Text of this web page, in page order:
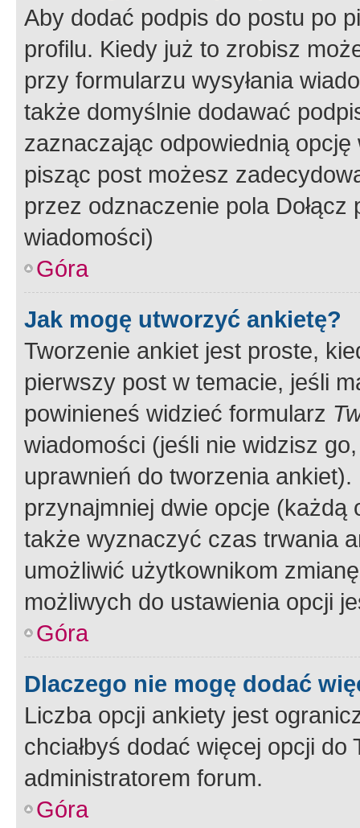
Aby dodać podpis do postu po
profilu. Kiedy już to zrobisz
przy formularzu wysyłania
także domyślnie dodawać
zaznaczając odpowiednią
pisząc post możesz
przez odznaczenie pola
wiadomości)
Góra
Jak mogę utworzyć ankietę?
Tworzenie ankiet jest proste,
pierwszy post w temacie, jeśli
powinieneś widzieć formularz
wiadomości (jeśli nie widzisz
uprawnień do tworzenia
przynajmniej dwie opcje
także wyznaczyć czas trwania
umożliwić użytkownikom
możliwych do ustawienia opcji
Góra
Dlaczego nie mogę dodać
Liczba opcji ankiety jest
chciałbyś dodać więcej opcji
administratorem forum.
Góra